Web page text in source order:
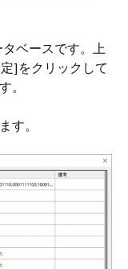
ベースです。上
]をクリックして
。
す。